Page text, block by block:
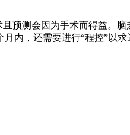
预测会因为手术而得益。
内，还需要进行“程控”以求